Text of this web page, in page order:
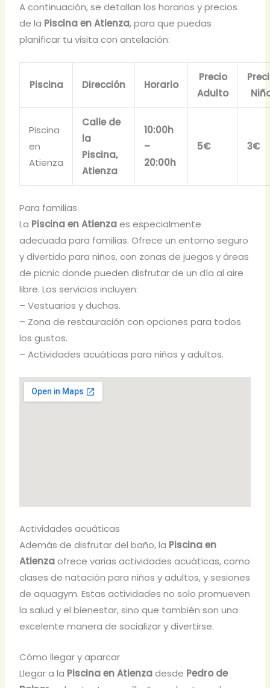
A continuación, se detallan los horarios y precios
de la Piscina en Atienza, para que puedas
planificar tu visita con antelación:
Piscina Dirección Horario
Precio
Adulto
Piscina
en
Atienza
Calle de
la
Piscina,
Atienza
10:00h
–
20:00h
5€ 3€
Para familias
La Piscina en Atienzaes especialmente
adecuada para familias. Ofrece un entorno seguro
y divertido para niños, con zonas de juegos y áreas
de picnic donde pueden disfrutar de un día al aire
libre. Los servicios incluyen:
– Vestuarios y duchas.
– Zona de restauración con opciones para todos
los gustos.
– Actividades acuáticas para niños y adultos.
Actividades acuáticas
Además de disfrutar del baño, la Piscina en
Atienzaofrece varias actividades acuáticas, como
clases de natación para niños y adultos, y sesiones
de aquagym. Estas actividades no solo promueven
la salud y el bienestar, sino que también son una
excelente manera de socializar y divertirse.
Cómo llegar y aparcar
Llegar a la Piscina en Atienzadesde Pedro de